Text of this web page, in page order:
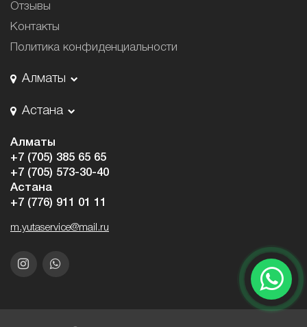
Отзывы
Контакты
Политика конфиденциальности
Алматы
Астана
Алматы
+7 (705) 385 65 65
+7 (705) 573-30-40
Астана
+7 (776) 911 01 11
m.yutaservice@mail.ru